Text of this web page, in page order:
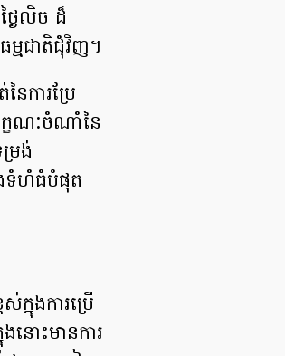
ងៃលិច ដ៏
មជាតិជុំវិញ។
ៃការប្រែ
ក្ខណៈចំណាំនៃ
រង់
ងទំហំធំបំផុត
ក្នុងការប្រើ
ងនោះមានការ